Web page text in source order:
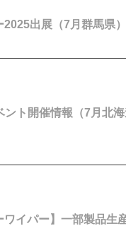
2025出展（7月群馬県）
ト開催情報（7月北
ワイパー】一部製品生